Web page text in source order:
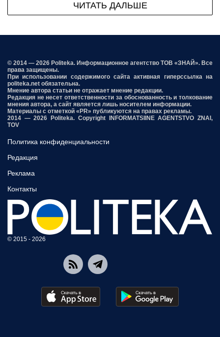
ЧИТАТЬ ДАЛЬШЕ
© 2014 — 2026 Politeka. Информационное агентство ТОВ «ЗНАЙ». Все
права защищены.
При использовании содержимого сайта активная гиперссылка на
politeka.net обязательна.
Мнение автора статьи не отражает мнение редакции.
Редакция не несет ответственности за обоснованность и толкование
мнения автора, а сайт является лишь носителем информации.
Материалы с отметкой «PR» публикуются на правах рекламы.
2014 — 2026 Politeka. Copyright INFORMATSIINE AGENTSTVO ZNAI,
TOV
Политика конфиденциальности
Редакция
Реклама
Контакты
© 2015 - 2026